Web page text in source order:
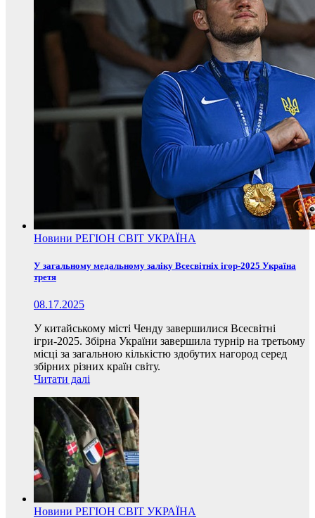
Новини РЕГІОН СВІТ УКРАЇНА
У загальному медальному заліку Всесвітніх ігор-2025 Україна
третя
08.17.2025
У китайському місті Ченду завершилися Всесвітні
ігри-2025. Збірна України завершила турнір на третьому
місці за загальною кількістю здобутих нагород серед
збірних різних країн світу.
Читати далі
Новини РЕГІОН СВІТ УКРАЇНА